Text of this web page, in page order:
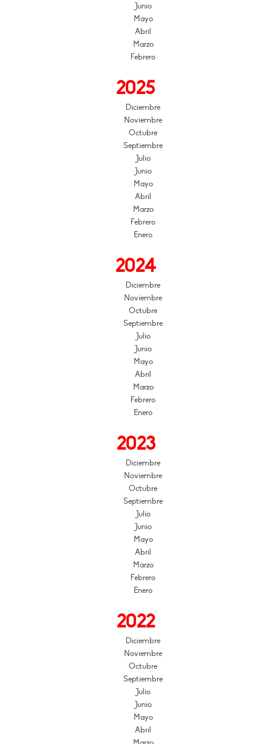
Junio
Mayo
Abril
Marzo
Febrero
2025
Diciembre
Noviembre
Octubre
Septiembre
Julio
Junio
Mayo
Abril
Marzo
Febrero
Enero
2024
Diciembre
Noviembre
Octubre
Septiembre
Julio
Junio
Mayo
Abril
Marzo
Febrero
Enero
2023
Diciembre
Noviembre
Octubre
Septiembre
Julio
Junio
Mayo
Abril
Marzo
Febrero
Enero
2022
Diciembre
Noviembre
Octubre
Septiembre
Julio
Junio
Mayo
Abril